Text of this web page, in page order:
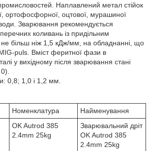
Наплавлений метал стійок
ортофосфорної, оцтової, мурашиної
води. Зварювання рекомендується
коливань із придільним
більш ніж 1,5 кДж/мм, на обладнанні, що
puls. Вміст феритної фази в
у вихідному після зварювання стані
0,8; 1,0 і 1,2 мм.
Номенклатура
Найменування
OK Autrod 385
2.4mm 25kg
Зварювальний дріт
OK Autrod 385
2.4mm 25kg